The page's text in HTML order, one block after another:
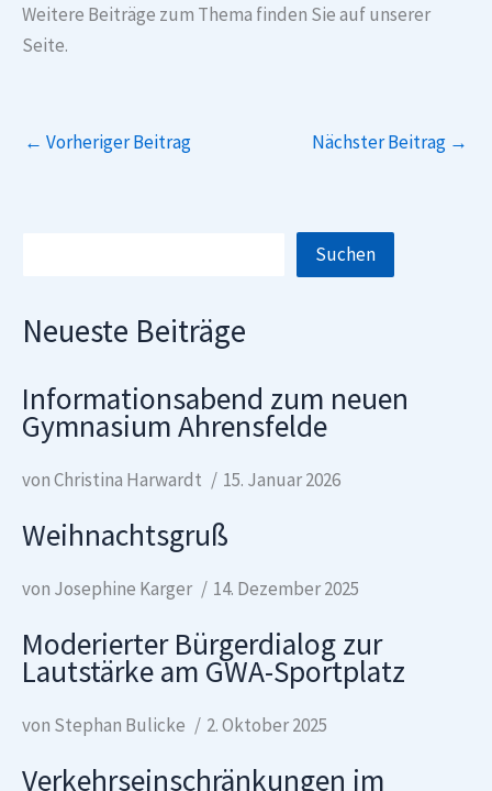
Weitere Beiträge zum Thema finden Sie auf unserer
Seite.
← Vorheriger Beitrag Nächster Beitrag →
Suchen
Neueste Beiträge
Informationsabend zum neuen
Gymnasium Ahrensfelde
von Christina Harwardt 15. Januar 2026
Weihnachtsgruß
von Josephine Karger 14. Dezember 2025
Moderierter Bürgerdialog zur
Lautstärke am GWA-Sportplatz
von Stephan Bulicke 2. Oktober 2025
Verkehrseinschränkungen im